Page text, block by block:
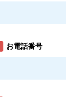
お電話番号